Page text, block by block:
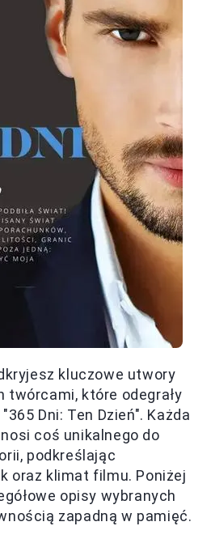
kluczowe utwory
twórcami, które odegrały
Dni: Ten Dzień". Każda
coś unikalnego do
podkreślając
oraz klimat filmu. Poniżej
opisy wybranych
zapadną w pamięć.